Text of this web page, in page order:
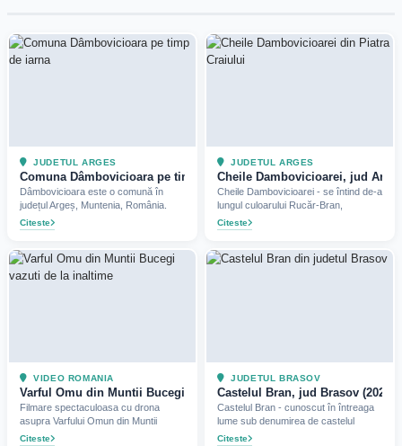
JUDETUL ARGES
Comuna Dâmbovicioara pe timp de iarna, judetul Arges
Dâmbovicioara este o comună în
județul Argeș, Muntenia, România.
Citeste
JUDETUL ARGES
Cheile Dambovicioarei, jud
Cheile Dambovicioarei - se întind de-a
lungul culoarului Rucăr-Bran,
Citeste
VIDEO ROMANIA
Varful Omu din Muntii Bucegi vazuti de la inaltime (2020)
Filmare spectaculoasa cu drona
asupra Varfului Omun din Muntii
Citeste
JUDETUL BRASOV
Castelul Bran, jud Brasov (2022)
Castelul Bran - cunoscut în întreaga
lume sub denumirea de castelul
Citeste